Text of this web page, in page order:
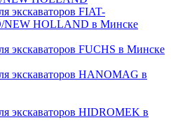
экскаваторов FIAT-
NEW HOLLAND в Минске
экскаваторов FUCHS в Минске
экскаваторов HANOMAG в
экскаваторов HIDROMEK в